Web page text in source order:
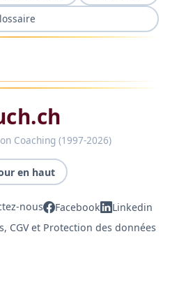
Coaching (1997-2026)
en haut
nous Facebook
Linkedin
CGV et Protection des données